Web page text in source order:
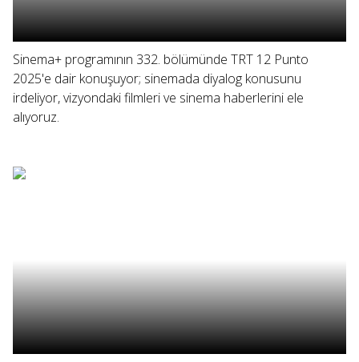
Sinema+ programının 332. bölümünde TRT 12 Punto
2025'e dair konuşuyor; sinemada diyalog konusunu
irdeliyor, vizyondaki filmleri ve sinema haberlerini ele
alıyoruz.